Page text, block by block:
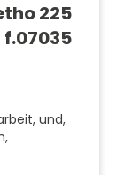
225
f.07035
und,